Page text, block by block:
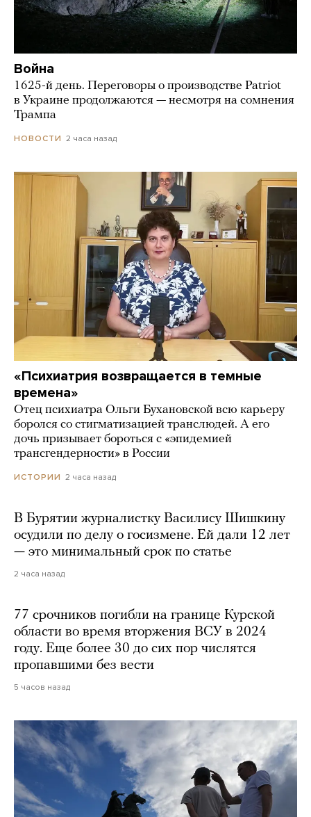
Война
1625-й день. Переговоры о производстве Patriot
в Украине продолжаются — несмотря на сомнения
Трампа
НОВОСТИ 2 часа назад
«Психиатрия возвращается в темные
времена»
Отец психиатра Ольги Бухановской всю карьеру
боролся со стигматизацией транслюдей. А его
дочь призывает бороться с «эпидемией
трансгендерности» в России
ИСТОРИИ 2 часа назад
В Бурятии журналистку Василису Шишкину
осудили по делу о госизмене. Ей дали 12 лет
— это минимальный срок по статье
2 часа назад
77 срочников погибли на границе Курской
области во время вторжения ВСУ в 2024
году. Еще более 30 до сих пор числятся
пропавшими без вести
5 часов назад